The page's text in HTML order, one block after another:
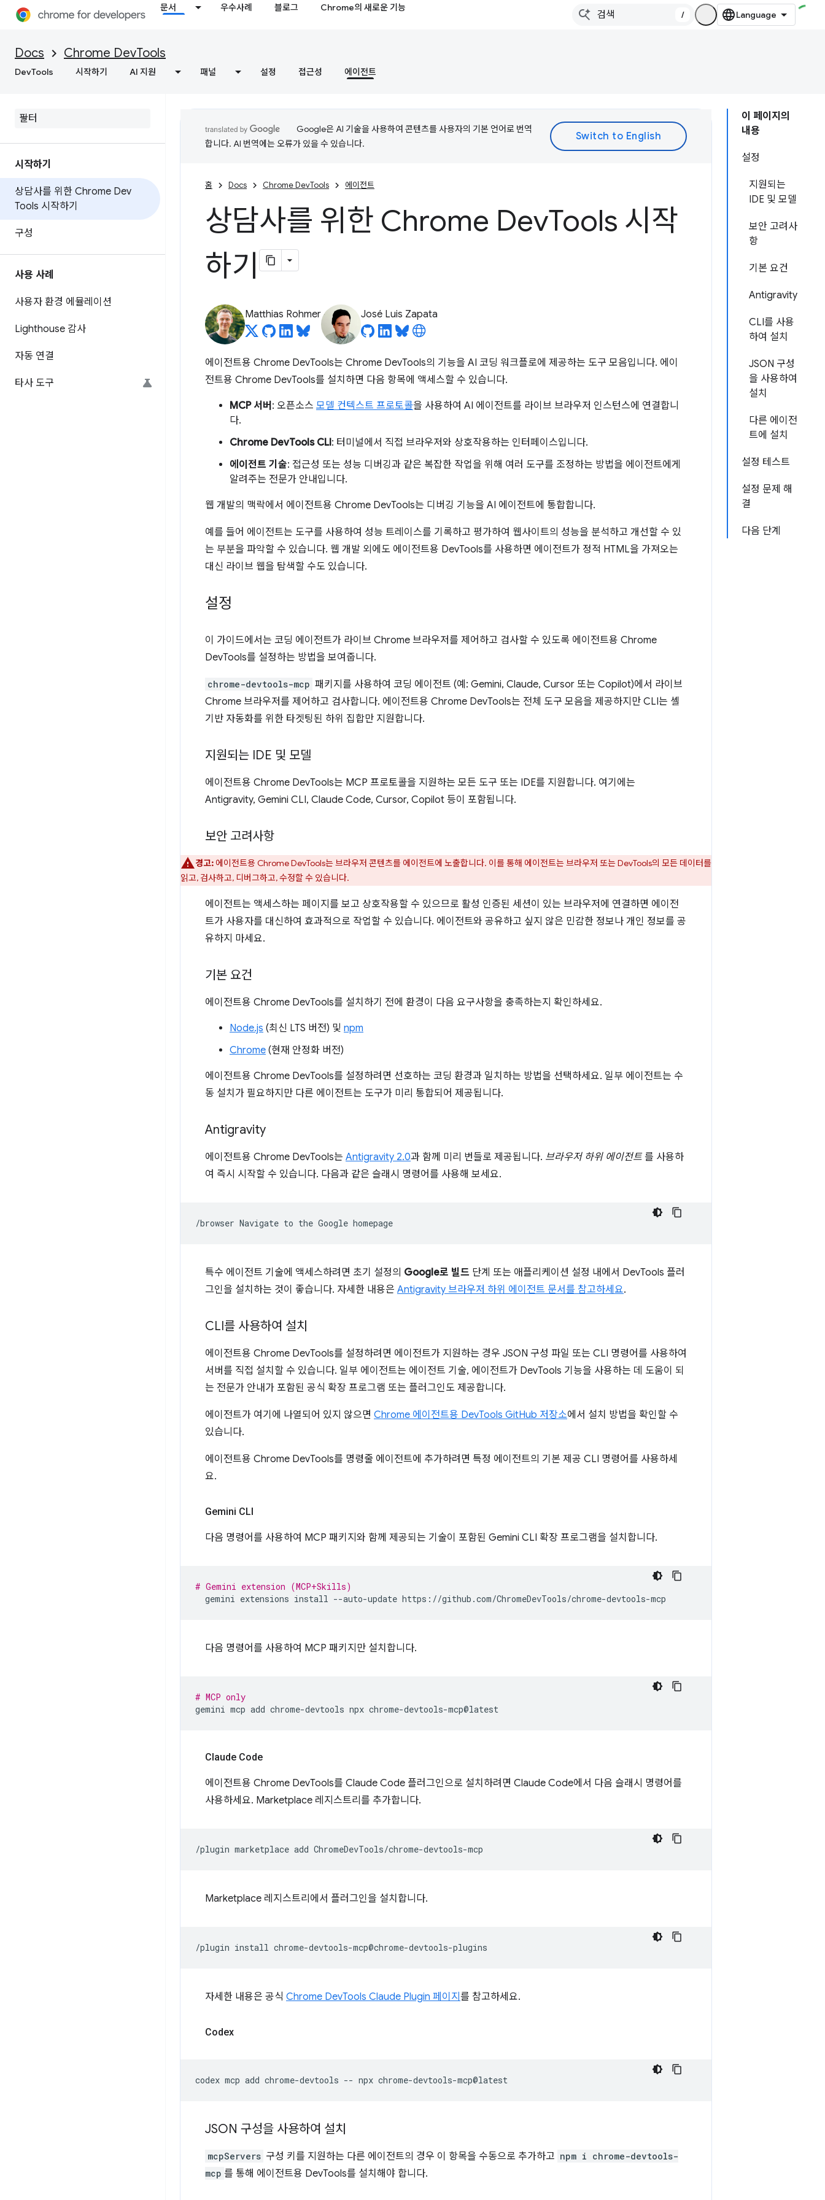
문서 우수사례 블로그 Chrome의 새로운 기능
/
Docs Chrome DevTools
DevTools 시작하기 AI 지원 패널 설정 접근성 에이전트
시작하기
상담사를 위한 Chrome Dev
Tools 시작하기
구성
사용 사례
사용자 환경 에뮬레이션
Lighthouse 감사
자동 연결
타사 도구
이 페이지의
내용
설정
지원되는
IDE 및 모델
보안 고려사
항
기본 요건
Antigravity
CLI를 사용
하여 설치
JSON 구성
을 사용하여
설치
다른 에이전
트에 설치
설정 테스트
설정 문제 해
결
다음 단계
Google은 AI 기술을 사용하여 콘텐츠를 사용자의 기본 언어로 번역
합니다. AI 번역에는 오류가 있을 수 있습니다.
홈 Docs Chrome DevTools 에이전트
상담사를 위한 Chrome DevTools 시작
하기
Matthias Rohmer José Luis Zapata
에이전트용 Chrome DevTools는 Chrome DevTools의 기능을 AI 코딩 워크플로에 제공하는 도구 모음입니다. 에이
전트용 Chrome DevTools를 설치하면 다음 항목에 액세스할 수 있습니다.
MCP 서버 : 오픈소스 모델 컨텍스트 프로토콜을 사용하여 AI 에이전트를 라이브 브라우저 인스턴스에 연결합니
다.
Chrome DevTools CLI: 터미널에서 직접 브라우저와 상호작용하는 인터페이스입니다.
에이전트 기술: 접근성 또는 성능 디버깅과 같은 복잡한 작업을 위해 여러 도구를 조정하는 방법을 에이전트에게
알려주는 전문가 안내입니다.
웹 개발의 맥락에서 에이전트용 Chrome DevTools는 디버깅 기능을 AI 에이전트에 통합합니다.
예를 들어 에이전트는 도구를 사용하여 성능 트레이스를 기록하고 평가하여 웹사이트의 성능을 분석하고 개선할 수 있
는 부분을 파악할 수 있습니다. 웹 개발 외에도 에이전트용 DevTools를 사용하면 에이전트가 정적 HTML을 가져오는
대신 라이브 웹을 탐색할 수도 있습니다.
설정
이 가이드에서는 코딩 에이전트가 라이브 Chrome 브라우저를 제어하고 검사할 수 있도록 에이전트용 Chrome
DevTools를 설정하는 방법을 보여줍니다.
chrome-devtools-mcp 패키지를 사용하여 코딩 에이전트 (예: Gemini, Claude, Cursor 또는 Copilot)에서 라이브
Chrome 브라우저를 제어하고 검사합니다. 에이전트용 Chrome DevTools는 전체 도구 모음을 제공하지만 CLI는 셸
기반 자동화를 위한 타겟팅된 하위 집합만 지원합니다.
지원되는 IDE 및 모델
에이전트용 Chrome DevTools는 MCP 프로토콜을 지원하는 모든 도구 또는 IDE를 지원합니다. 여기에는
Antigravity, Gemini CLI, Claude Code, Cursor, Copilot 등이 포함됩니다.
보안 고려사항
경고: 에이전트용 Chrome DevTools는 브라우저 콘텐츠를 에이전트에 노출합니다. 이를 통해 에이전트는 브라우저 또는 DevTools의 모든 데이터를
읽고, 검사하고, 디버그하고, 수정할 수 있습니다.
에이전트는 액세스하는 페이지를 보고 상호작용할 수 있으므로 활성 인증된 세션이 있는 브라우저에 연결하면 에이전
트가 사용자를 대신하여 효과적으로 작업할 수 있습니다. 에이전트와 공유하고 싶지 않은 민감한 정보나 개인 정보를 공
유하지 마세요.
기본 요건
에이전트용 Chrome DevTools를 설치하기 전에 환경이 다음 요구사항을 충족하는지 확인하세요.
Node.js (최신 LTS 버전) 및 npm
Chrome (현재 안정화 버전)
에이전트용 Chrome DevTools를 설정하려면 선호하는 코딩 환경과 일치하는 방법을 선택하세요. 일부 에이전트는 수
동 설치가 필요하지만 다른 에이전트는 도구가 미리 통합되어 제공됩니다.
Antigravity
에이전트용 Chrome DevTools는 Antigravity 2.0과 함께 미리 번들로 제공됩니다. 브라우저 하위 에이전트를 사용하
여 즉시 시작할 수 있습니다. 다음과 같은 슬래시 명령어를 사용해 보세요.
/browser Navigate to the Google
특수 에이전트 기술에 액세스하려면 초기 설정의 Google로 빌드 단계 또는 애플리케이션 설정 내에서 DevTools 플러
그인을 설치하는 것이 좋습니다. 자세한 내용은 Antigravity 브라우저 하위 에이전트 문서를 참고하세요.
CLI를 사용하여 설치
에이전트용 Chrome DevTools를 설정하려면 에이전트가 지원하는 경우 JSON 구성 파일 또는 CLI 명령어를 사용하여
서버를 직접 설치할 수 있습니다. 일부 에이전트는 에이전트 기술, 에이전트가 DevTools 기능을 사용하는 데 도움이 되
는 전문가 안내가 포함된 공식 확장 프로그램 또는 플러그인도 제공합니다.
에이전트가 여기에 나열되어 있지 않으면 Chrome 에이전트용 DevTools GitHub 저장소에서 설치 방법을 확인할 수
있습니다.
에이전트용 Chrome DevTools를 명령줄 에이전트에 추가하려면 특정 에이전트의 기본 제공 CLI 명령어를 사용하세
요.
Gemini CLI
다음 명령어를 사용하여 MCP 패키지와 함께 제공되는 기술이 포함된 Gemini CLI 확장 프로그램을 설치합니다.
# Gemini extension (MCP+Skills)
gemini extensions install --auto-update
다음 명령어를 사용하여 MCP 패키지만 설치합니다.
# MCP only
gemini mcp add chrome-devtools npx
Claude Code
에이전트용 Chrome DevTools를 Claude Code 플러그인으로 설치하려면 Claude Code에서 다음 슬래시 명령어를
사용하세요. Marketplace 레지스트리를 추가합니다.
/plugin marketplace add
Marketplace 레지스트리에서 플러그인을 설치합니다.
/plugin install
자세한 내용은 공식 Chrome DevTools Claude Plugin 페이지 를 참고하세요.
Codex
codex mcp add chrome-devtools -- npx
JSON 구성을 사용하여 설치
mcpServers 구성 키를 지원하는 다른 에이전트의 경우 이 항목을 수동으로 추가하고 npm i chrome-devtools-
mcp 를 통해 에이전트용 DevTools를 설치해야 합니다.